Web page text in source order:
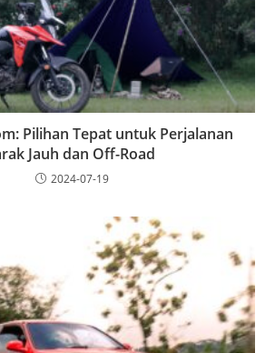
Pilihan Tepat untuk Perjalanan
Jauh dan Off-Road
2024-07-19